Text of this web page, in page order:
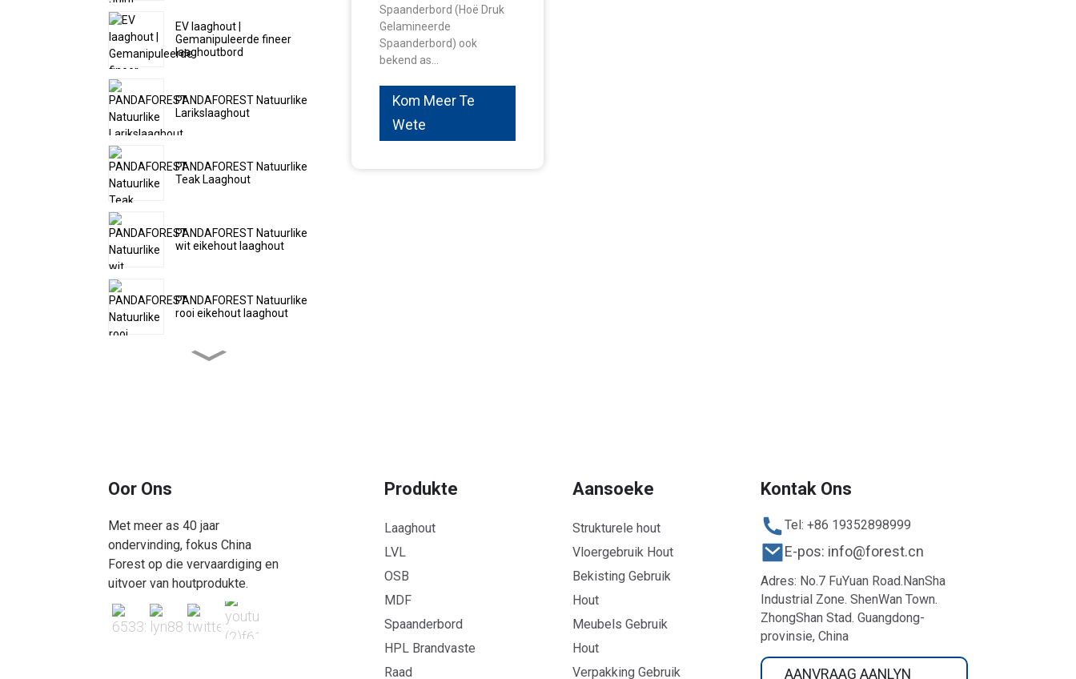
EV laaghout |
Gemanipuleerde fineer
laaghoutbord
PANDAFOREST Natuurlike
Larikslaaghout
PANDAFOREST Natuurlike
Teak Laaghout
PANDAFOREST Natuurlike
wit eikehout laaghout
PANDAFOREST Natuurlike
rooi eikehout laaghout
laaghoutberk
Sapele laaghout | Sapele
fineer laag houtbord
Spaanderbord (Hoë Druk
Gelamineerde
Spaanderbord) ook
bekend as...
Kom Meer Te
Wete
Oor Ons
Met meer as 40 jaar
ondervinding, fokus China
Forest op die vervaardiging en
uitvoer van houtprodukte.
Produkte
Laaghout
LVL
OSB
MDF
Spaanderbord
HPL Brandvaste
Raad
Aansoeke
Strukturele hout
Vloergebruik Hout
Bekisting Gebruik
Hout
Meubels Gebruik
Hout
Verpakking Gebruik
Kontak Ons
Tel: +86 19352898999
E-pos: info@forest.cn
Adres: No.7 FuYuan Road.NanSha
Industrial Zone. ShenWan Town.
ZhongShan Stad. Guangdong-
provinsie, China
AANVRAAG AANLYN